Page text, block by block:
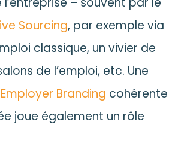
Sourcing, par exemple via
classique, un vivier de
de l’emploi, etc. Une
Employer Branding cohérente
joue également un rôle